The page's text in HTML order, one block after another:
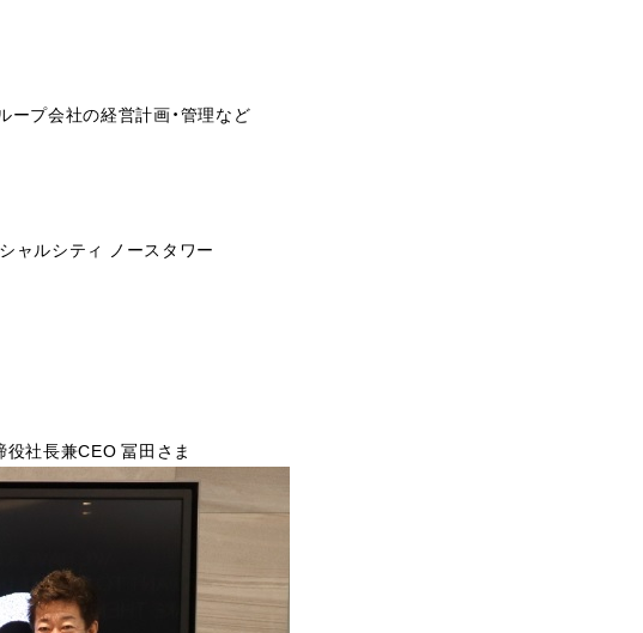
ープ会社の経営計画・管理など
ャルシティ ノースタワー
社長兼CEO 冨田さま